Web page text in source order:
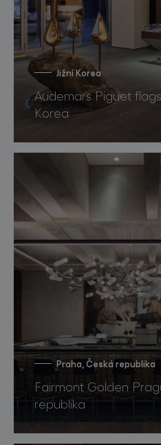
Jižní Korea
Audemars Piguet
Korea
Praha, Česká republika
Fairmont Golden
republika